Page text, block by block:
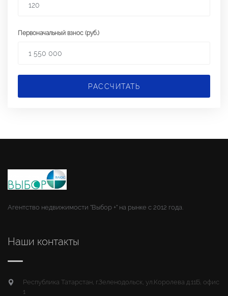
Первоначальный взнос (руб.)
РАССЧИТАТЬ
Агентство недвижимости "Выбор +" на рынке с 2012 года.
Наши контакты
Республика Татарстан, г.Зеленодольск, ул.Королева д.11Б, офис
1